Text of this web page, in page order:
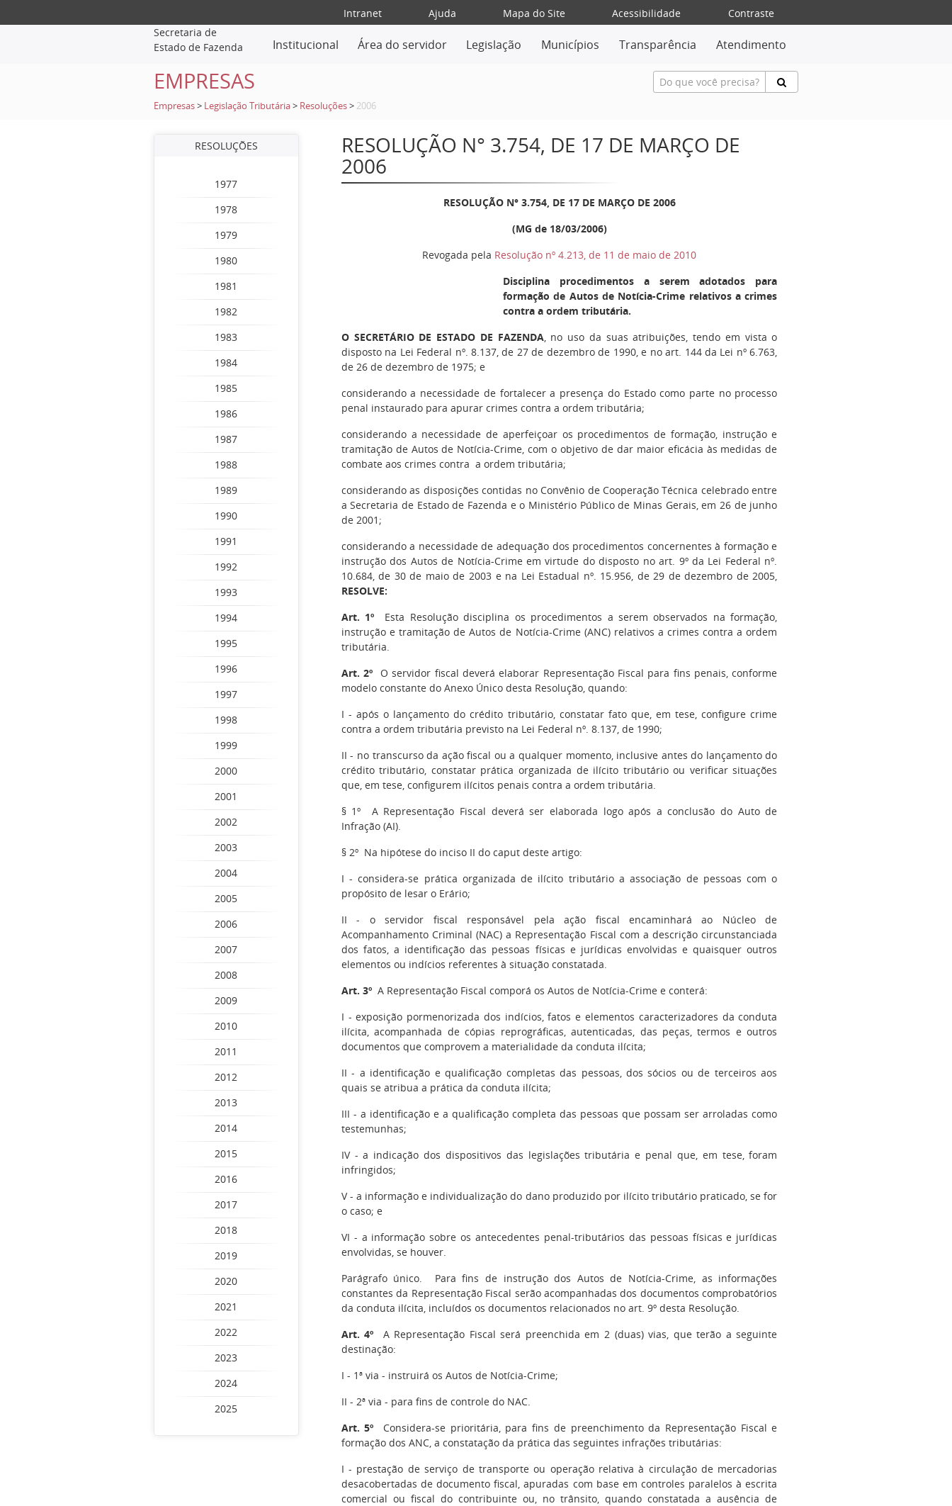
Intranet Ajuda Mapa do Site Acessibilidade
Contraste
Secretaria de
Estado de Fazenda
Institucional Área do servidor Legislação Municípios Transparência Atendimento
EMPRESAS
Empresas > Legislação Tributária > Resoluções > 2006
RESOLUÇÕES
1977
1978
1979
1980
1981
1982
1983
1984
1985
1986
1987
1988
1989
1990
1991
1992
1993
1994
1995
1996
1997
1998
1999
2000
2001
2002
2003
2004
2005
2006
2007
2008
2009
2010
2011
2012
2013
2014
2015
2016
2017
2018
2019
2020
2021
2022
2023
2024
2025
RESOLUÇÃO N° 3.754, DE 17 DE MARÇO DE
2006
RESOLUÇÃO N° 3.754, DE 17 DE MARÇO DE 2006
(MG de 18/03/2006)
Revogada pela Resolução nº 4.213, de 11 de maio de 2010
Disciplina procedimentos a serem adotados para
formação de Autos de Notícia-Crime relativos a crimes
contra a ordem tributária.
O SECRETÁRIO DE ESTADO DE FAZENDA, no uso da suas atribuições, tendo em vista o
disposto na Lei Federal nº. 8.137, de 27 de dezembro de 1990, e no art. 144 da Lei nº 6.763,
de 26 de dezembro de 1975; e
considerando a necessidade de fortalecer a presença do Estado como parte no processo
penal instaurado para apurar crimes contra a ordem tributária;
considerando a necessidade de aperfeiçoar os procedimentos de formação, instrução e
tramitação de Autos de Notícia-Crime, com o objetivo de dar maior eficácia às medidas de
combate aos crimes contra a ordem tributária;
considerando as disposições contidas no Convênio de Cooperação Técnica celebrado entre
a Secretaria de Estado de Fazenda e o Ministério Público de Minas Gerais, em 26 de junho
de 2001;
considerando a necessidade de adequação dos procedimentos concernentes à formação e
instrução dos Autos de Notícia-Crime em virtude do disposto no art. 9º da Lei Federal nº.
10.684, de 30 de maio de 2003 e na Lei Estadual nº. 15.956, de 29 de dezembro de 2005,
RESOLVE:
Art. 1º Esta Resolução disciplina os procedimentos a serem observados na formação,
instrução e tramitação de Autos de Notícia-Crime (ANC) relativos a crimes contra a ordem
tributária.
Art. 2º O servidor fiscal deverá elaborar Representação Fiscal para fins penais, conforme
modelo constante do Anexo Único desta Resolução, quando:
I - após o lançamento do crédito tributário, constatar fato que, em tese, configure crime
contra a ordem tributária previsto na Lei Federal nº. 8.137, de 1990;
II - no transcurso da ação fiscal ou a qualquer momento, inclusive antes do lançamento do
crédito tributário, constatar prática organizada de ilícito tributário ou verificar situações
que, em tese, configurem ilícitos penais contra a ordem tributária.
§ 1º A Representação Fiscal deverá ser elaborada logo após a conclusão do Auto de
Infração (AI).
§ 2º Na hipótese do inciso II do caput deste artigo:
I - considera-se prática organizada de ilícito tributário a associação de pessoas com o
propósito de lesar o Erário;
II - o servidor fiscal responsável pela ação fiscal encaminhará ao Núcleo de
Acompanhamento Criminal (NAC) a Representação Fiscal com a descrição circunstanciada
dos fatos, a identificação das pessoas físicas e jurídicas envolvidas e quaisquer outros
elementos ou indícios referentes à situação constatada.
Art. 3ºA Representação Fiscal comporá os Autos de Notícia-Crime e conterá:
I - exposição pormenorizada dos indícios, fatos e elementos caracterizadores da conduta
ilícita, acompanhada de cópias reprográficas, autenticadas, das peças, termos e outros
documentos que comprovem a materialidade da conduta ilícita;
II - a identificação e qualificação completas das pessoas, dos sócios ou de terceiros aos
quais se atribua a prática da conduta ilícita;
III - a identificação e a qualificação completa das pessoas que possam ser arroladas como
testemunhas;
IV - a indicação dos dispositivos das legislações tributária e penal que, em tese, foram
infringidos;
V - a informação e individualização do dano produzido por ilícito tributário praticado, se for
o caso; e
VI - a informação sobre os antecedentes penal-tributários das pessoas físicas e jurídicas
envolvidas, se houver.
Parágrafo único. Para fins de instrução dos Autos de Notícia-Crime, as informações
constantes da Representação Fiscal serão acompanhadas dos documentos comprobatórios
da conduta ilícita, incluídos os documentos relacionados no art. 9º desta Resolução.
Art. 4º A Representação Fiscal será preenchida em 2 (duas) vias, que terão a seguinte
destinação:
I - 1ª via - instruirá os Autos de Notícia-Crime;
II - 2ª via - para fins de controle do NAC.
Art. 5º Considera-se prioritária, para fins de preenchimento da Representação Fiscal e
formação dos ANC, a constatação da prática das seguintes infrações tributárias:
I - prestação de serviço de transporte ou operação relativa à circulação de mercadorias
desacobertadas de documento fiscal, apuradas com base em controles paralelos à escrita
comercial ou fiscal do contribuinte ou, no trânsito, quando constatada a ausência de